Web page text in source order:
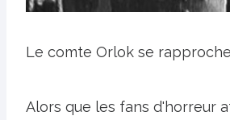
Le comte Orlok se
Alors que les fans d'horreur